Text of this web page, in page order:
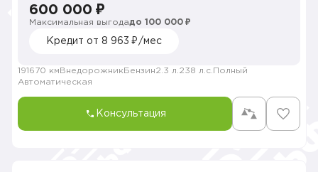
600 000 ₽
Максимальная выгодадо 100 000 ₽
Кредит от 8 963 ₽/мес
191670 км Внедорожник Бензин2.3 л. 238 л.с. Полный
Автоматическая
Консультация